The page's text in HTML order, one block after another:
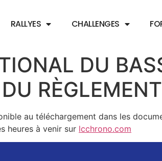
RALLYES CHALLENGES
DU
RÈGLEMENT
au téléchargement dans les
heures à venir sur lcchrono.com